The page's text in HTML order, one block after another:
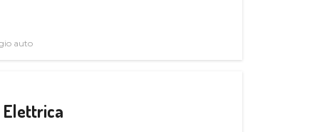
auto
Elettrica